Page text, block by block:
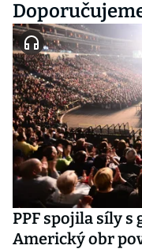
PPF spojila síly
Americký obr